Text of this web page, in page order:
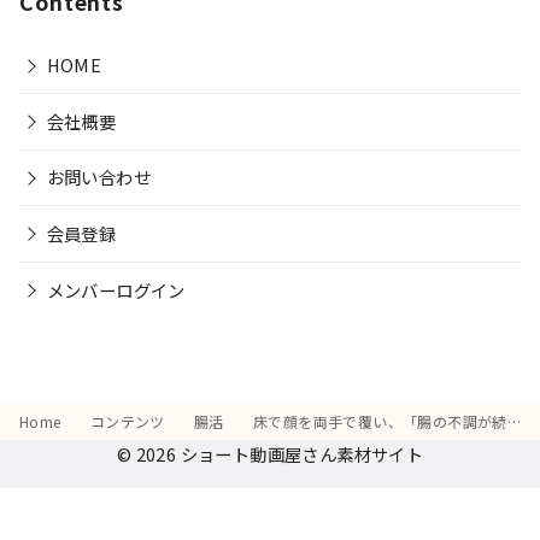
HOME
会社概要
お問い合わせ
会員登録
メンバーログイン
Home コンテンツ 腸活 床で顔を両手で覆い、「腸の不調が続くせいで疲れが取れない」と落ち込む表情
© 2026 ショート動画屋さん素材サイト